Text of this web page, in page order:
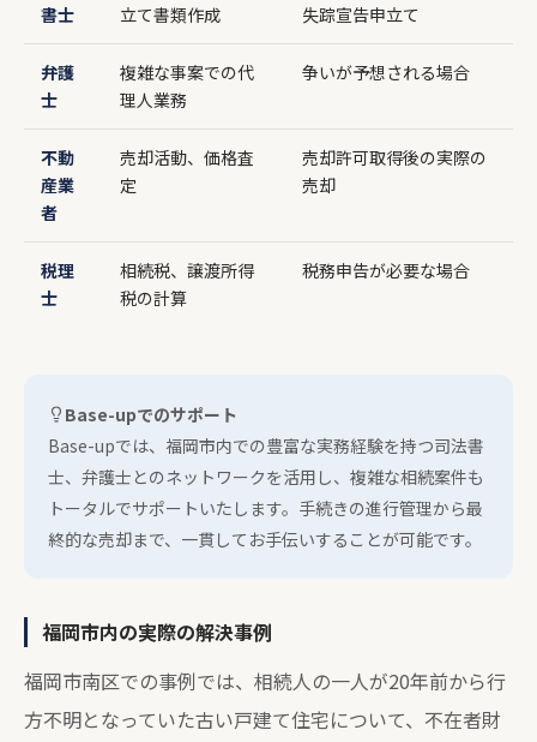
書士
立て書類作成
失踪宣告申立て
弁護
士
複雑な事案での代
理人業務
争いが予想される場合
不動
産業
者
売却活動、価格査
定
売却許可取得後の実際の
売却
税理
士
相続税、譲渡所得
税の計算
税務申告が必要な場合
Base-upでのサポート
Base-upでは、福岡市内での豊富な実務経験を持つ司法書
士、弁護士とのネットワークを活用し、複雑な相続案件も
トータルでサポートいたします。手続きの進行管理から最
終的な売却まで、一貫してお手伝いすることが可能です。
福岡市内の実際の解決事例
福岡市南区での事例では、相続人の一人が20年前から行
方不明となっていた古い戸建て住宅について、不在者財